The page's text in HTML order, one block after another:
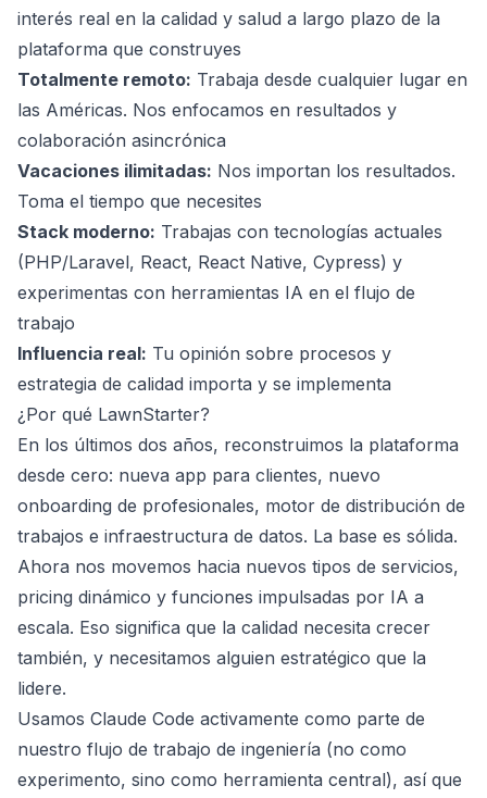
interés real en la calidad y salud a largo plazo de la
plataforma que construyes
Totalmente remoto: Trabaja desde cualquier lugar en
las Américas. Nos enfocamos en resultados y
colaboración asincrónica
Vacaciones ilimitadas: Nos importan los resultados.
Toma el tiempo que necesites
Stack moderno: Trabajas con tecnologías actuales
(PHP/Laravel, React, React Native, Cypress) y
experimentas con herramientas IA en el flujo de
trabajo
Influencia real: Tu opinión sobre procesos y
estrategia de calidad importa y se implementa
¿Por qué LawnStarter?
En los últimos dos años, reconstruimos la plataforma
desde cero: nueva app para clientes, nuevo
onboarding de profesionales, motor de distribución de
trabajos e infraestructura de datos. La base es sólida.
Ahora nos movemos hacia nuevos tipos de servicios,
pricing dinámico y funciones impulsadas por IA a
escala. Eso significa que la calidad necesita crecer
también, y necesitamos alguien estratégico que la
lidere.
Usamos Claude Code activamente como parte de
nuestro flujo de trabajo de ingeniería (no como
experimento, sino como herramienta central), así que